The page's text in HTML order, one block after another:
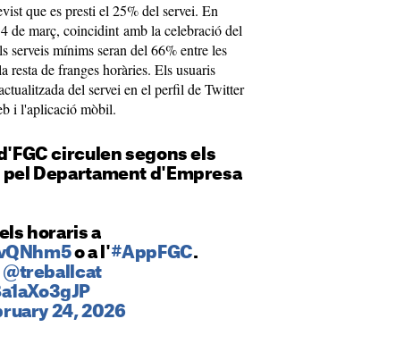
que es presti el 25% del servei. En
de març, coincidint amb la celebració del
mínims seran del 66% entre les
resta de franges horàries. Els usuaris
del servei en el perfil de Twitter
i l'aplicació mòbil.
circulen segons els
Departament d'Empresa
horaris a
o a l'#AppFGC.
@treballcat
24, 2026